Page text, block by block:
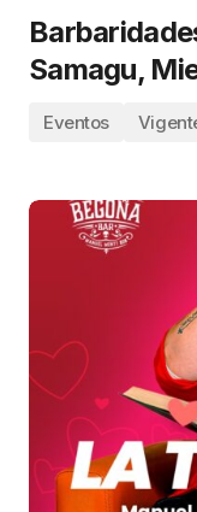
Samagu,
Eventos